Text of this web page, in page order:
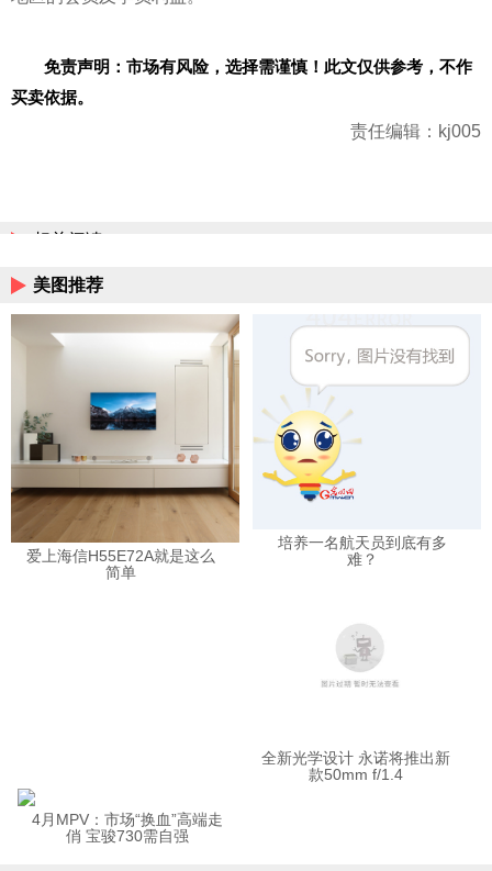
免责声明：市场有风险，选择需谨慎！此文仅供参考，不作
买卖依据。
责任编辑：kj005
相关阅读
美图推荐
爱上海信H55E72A就是这么
简单
培养一名航天员到底有多
难？
全新光学设计 永诺将推出新
款50mm f/1.4
4月MPV：市场“换血”高端走
俏 宝骏730需自强